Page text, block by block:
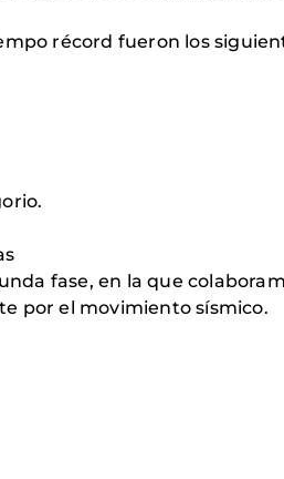
récord fueron los
fase, en la que
por el movimiento sísmico.